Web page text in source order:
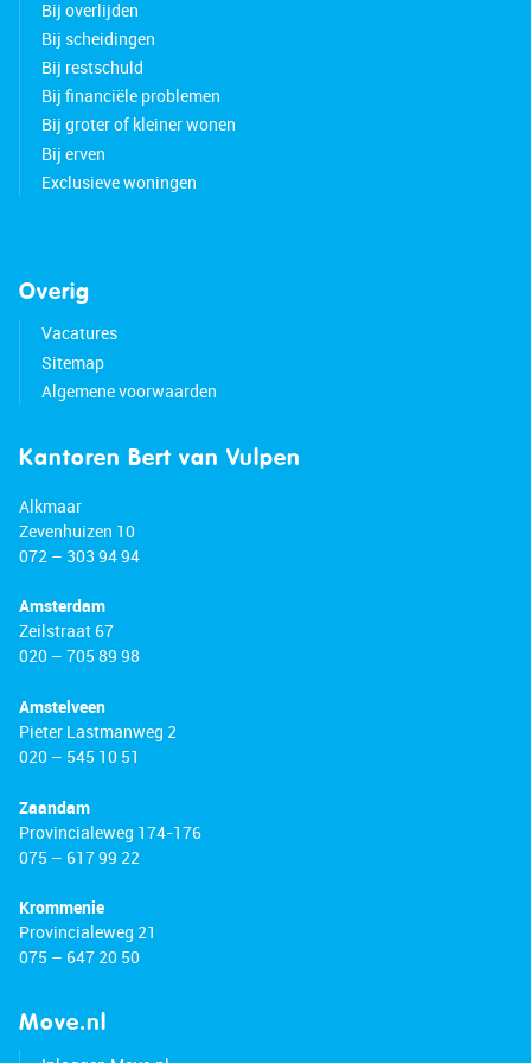
• Equipped with underfloor heating
• Aluminum window frames
• Mechanical ventilation available
• New boiler
• Storage room in the complex
• Located in a green area
• Many amenities nearby
• Energy label: A+
Bij overlijden
Bij scheidingen
Bij restschuld
Bij financiële problemen
Bij groter of kleiner wonen
Bij erven
Exclusieve woningen
Overig
Vacatures
Sitemap
Algemene voorwaarden
Kantoren Bert van Vulpen
Alkmaar
Zevenhuizen 10
072 – 303 94 94
Amsterdam
Zeilstraat 67
020 – 705 89 98
Amstelveen
Pieter Lastmanweg 2
020 – 545 10 51
Zaandam
Provincialeweg 174-176
075 – 617 99 22
Krommenie
Provincialeweg 21
075 – 647 20 50
Move.nl